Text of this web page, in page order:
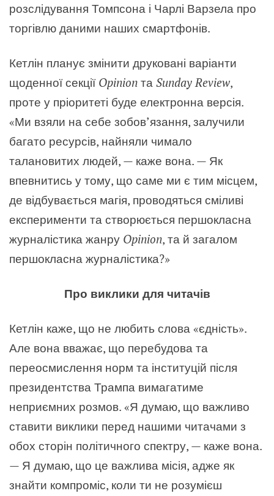
розслідування Томпсона і Чарлі Варзела про
торгівлю даними наших смартфонів.
Кетлін планує змінити друковані варіанти
щоденної секції Opinion та Sunday Review,
проте у пріоритеті буде електронна версія.
«Ми взяли на себе зобов’язання, залучили
багато ресурсів, найняли чимало
талановитих людей, — каже вона. — Як
впевнитись у тому, що саме ми є тим місцем,
де відбувається магія, проводяться сміливі
експерименти та створюється першокласна
журналістика жанру Opinion, та й загалом
першокласна журналістика?»
Про виклики для читачів
Кетлін каже, що не любить слова «єдність».
Але вона вважає, що перебудова та
переосмислення норм та інституцій після
президентства Трампа вимагатиме
неприємних розмов. «Я думаю, що важливо
ставити виклики перед нашими читачами з
обох сторін політичного спектру, — каже вона.
— Я думаю, що це важлива місія, адже як
знайти компроміс, коли ти не розумієш